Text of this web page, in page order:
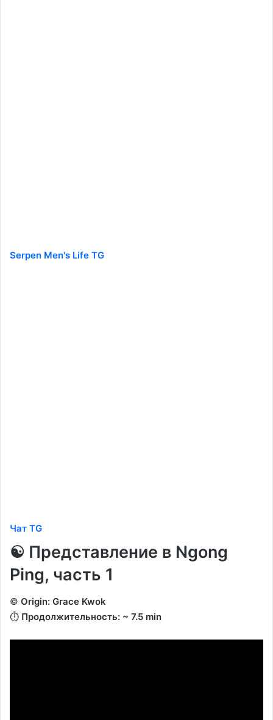
Serpen Men's Life TG
Чат TG
☯️ Представление в Ngong
Ping, часть 1
©️ Origin: Grace Kwok
⏱️ Продолжительность: ~ 7.5 min